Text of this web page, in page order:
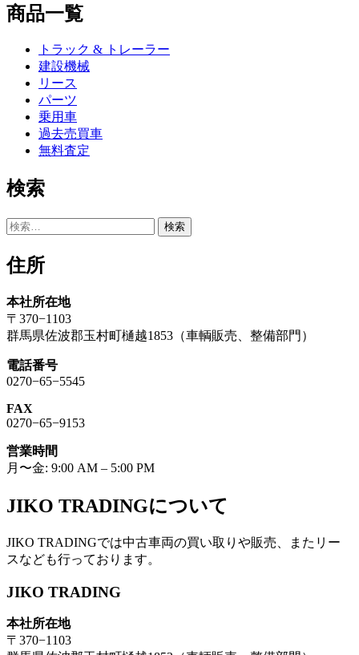
ナ
商品一覧
トラック & トレーラー
建設機械
リース
パーツ
乗用車
過去売買車
無料査定
検索
検
住所
本社所在地
〒370−1103
群馬県佐波郡玉村町樋越1853（車輌販売、整備部門）
電話番号
0270−65−5545
FAX
0270−65−9153
営業時間
月〜金: 9:00 AM – 5:00 PM
JIKO TRADINGについて
JIKO TRADINGでは中古車両の買い取りや販売、またリー
スなども行っております。
JIKO TRADING
本社所在地
〒370−1103